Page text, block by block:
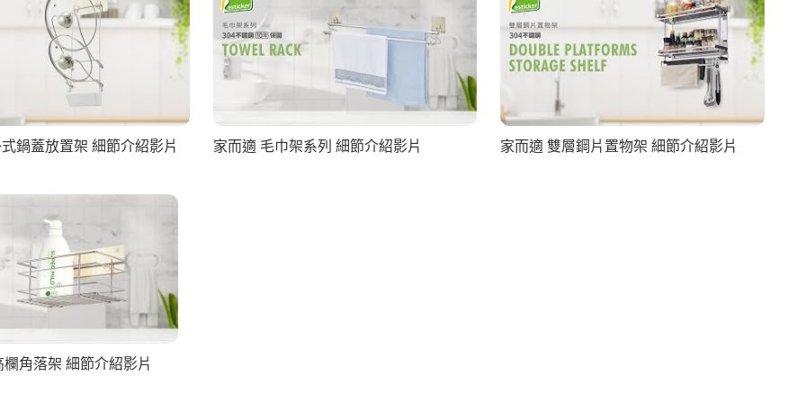
鍋蓋放置架 細節介紹影片 家而適 毛巾架系列 細節介紹影片 家而適 雙層鋼片置物架 細節介紹影片
角落架 細節介紹影片